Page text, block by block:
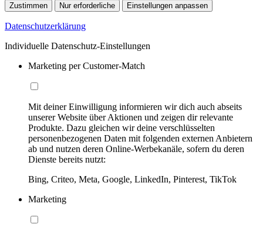
Zustimmen Nur erforderliche Einstellungen anpassen
Datenschutzerklärung
Individuelle Datenschutz-Einstellungen
Marketing per Customer-Match
Mit deiner Einwilligung informieren wir dich auch abseits
unserer Website über Aktionen und zeigen dir relevante
Produkte. Dazu gleichen wir deine verschlüsselten
personenbezogenen Daten mit folgenden externen Anbietern
ab und nutzen deren Online-Werbekanäle, sofern du deren
Dienste bereits nutzt:
Bing, Criteo, Meta, Google, LinkedIn, Pinterest, TikTok
Marketing